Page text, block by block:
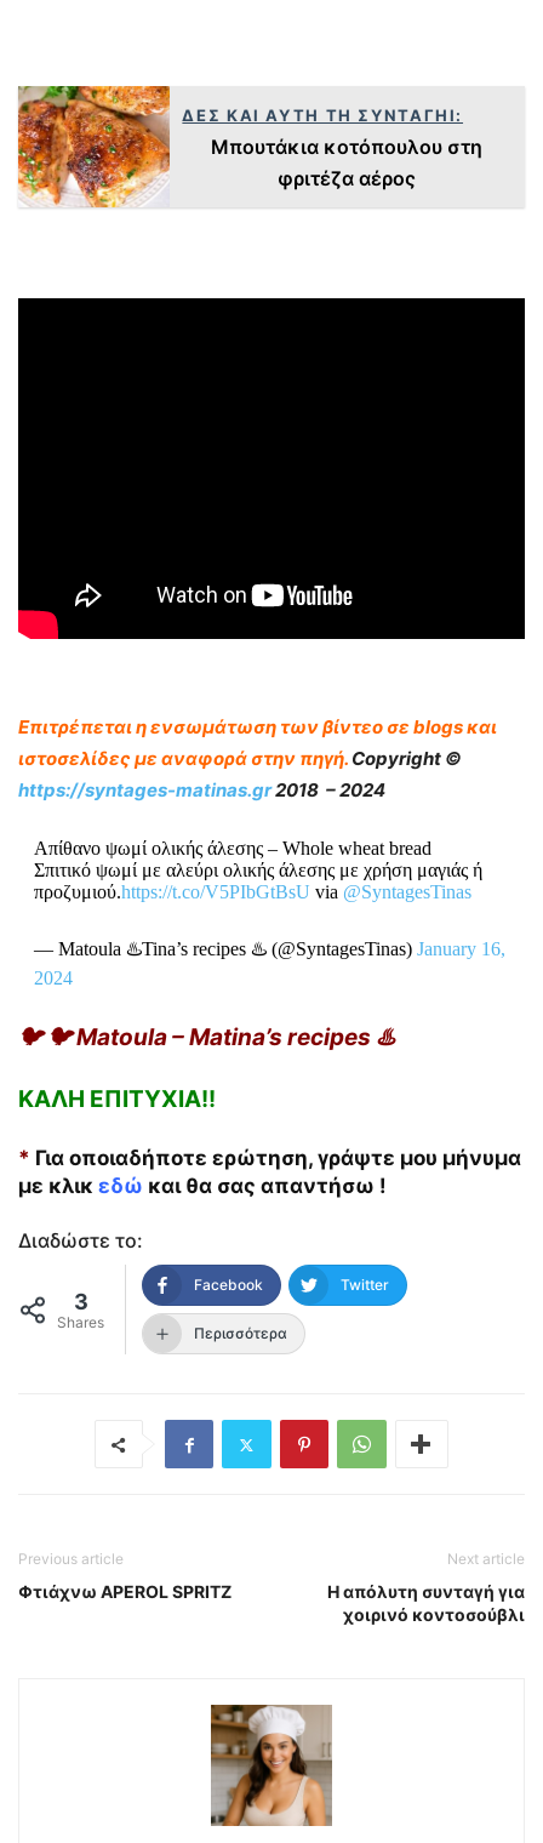
ΔΕΣ ΚΑΙ ΑΥΤΗ ΤΗ ΣΥΝΤΑΓΗΙ:
Μπουτάκια κοτόπουλου στη
φριτέζα αέρος
Επιτρέπεται η ενσωμάτωση των βίντεο σε blogs και
ιστοσελίδες με αναφορά στην πηγή. Copyright ©
https://syntages-matinas.gr2018 – 2024
Απίθανο ψωμί ολικής άλεσης – Whole wheat bread
Σπιτικό ψωμί με αλεύρι ολικής άλεσης με χρήση μαγιάς ή
προζυμιού.https://t.co/V5PIbGtBsU via @SyntagesTinas
— Matoula ♨️Tina’s recipes ♨️ (@SyntagesTinas) January 16,
2024
🐦 🐦 Matoula – Matina’s recipes ♨️
ΚΑΛΗ ΕΠΙΤΥΧΙΑ!!
* Για οποιαδήποτε ερώτηση, γράψτε μου μήνυμα
με κλικ εδώ και θα σας απαντήσω !
Διαδώστε το:
3
Shares
Facebook Twitter
Περισσότερα
Previous article
Φτιάχνω APEROL SPRITZ
Next article
Η απόλυτη συνταγή για
χοιρινό κοντοσούβλι